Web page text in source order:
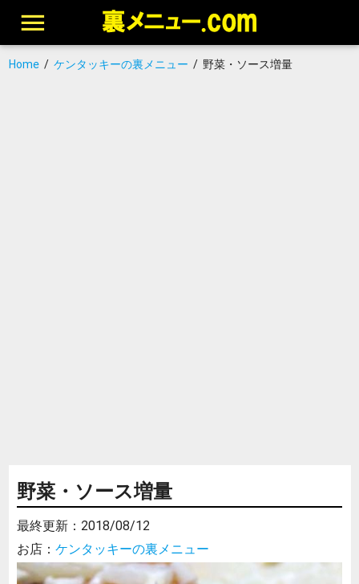
Home/ ケンタッキーの裏メニュー / 野菜・ソース増量
野菜・ソース増量
最終更新： 2018/08/12
お店： ケンタッキーの裏メニュー